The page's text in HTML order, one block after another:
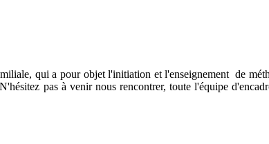
qui a pour objet l'initiation et l'enseignement de
pas à venir nous rencontrer, toute l'équipe